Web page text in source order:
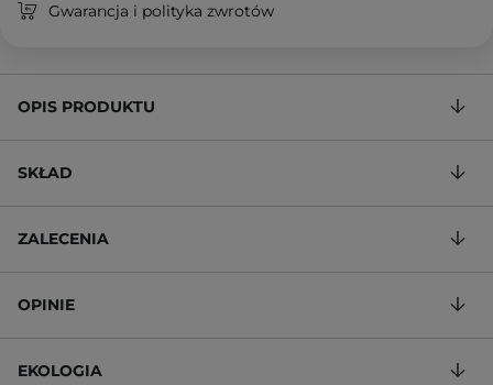
Gwarancja i polityka zwrotów
OPIS PRODUKTU
SKŁAD
ZALECENIA
OPINIE
EKOLOGIA